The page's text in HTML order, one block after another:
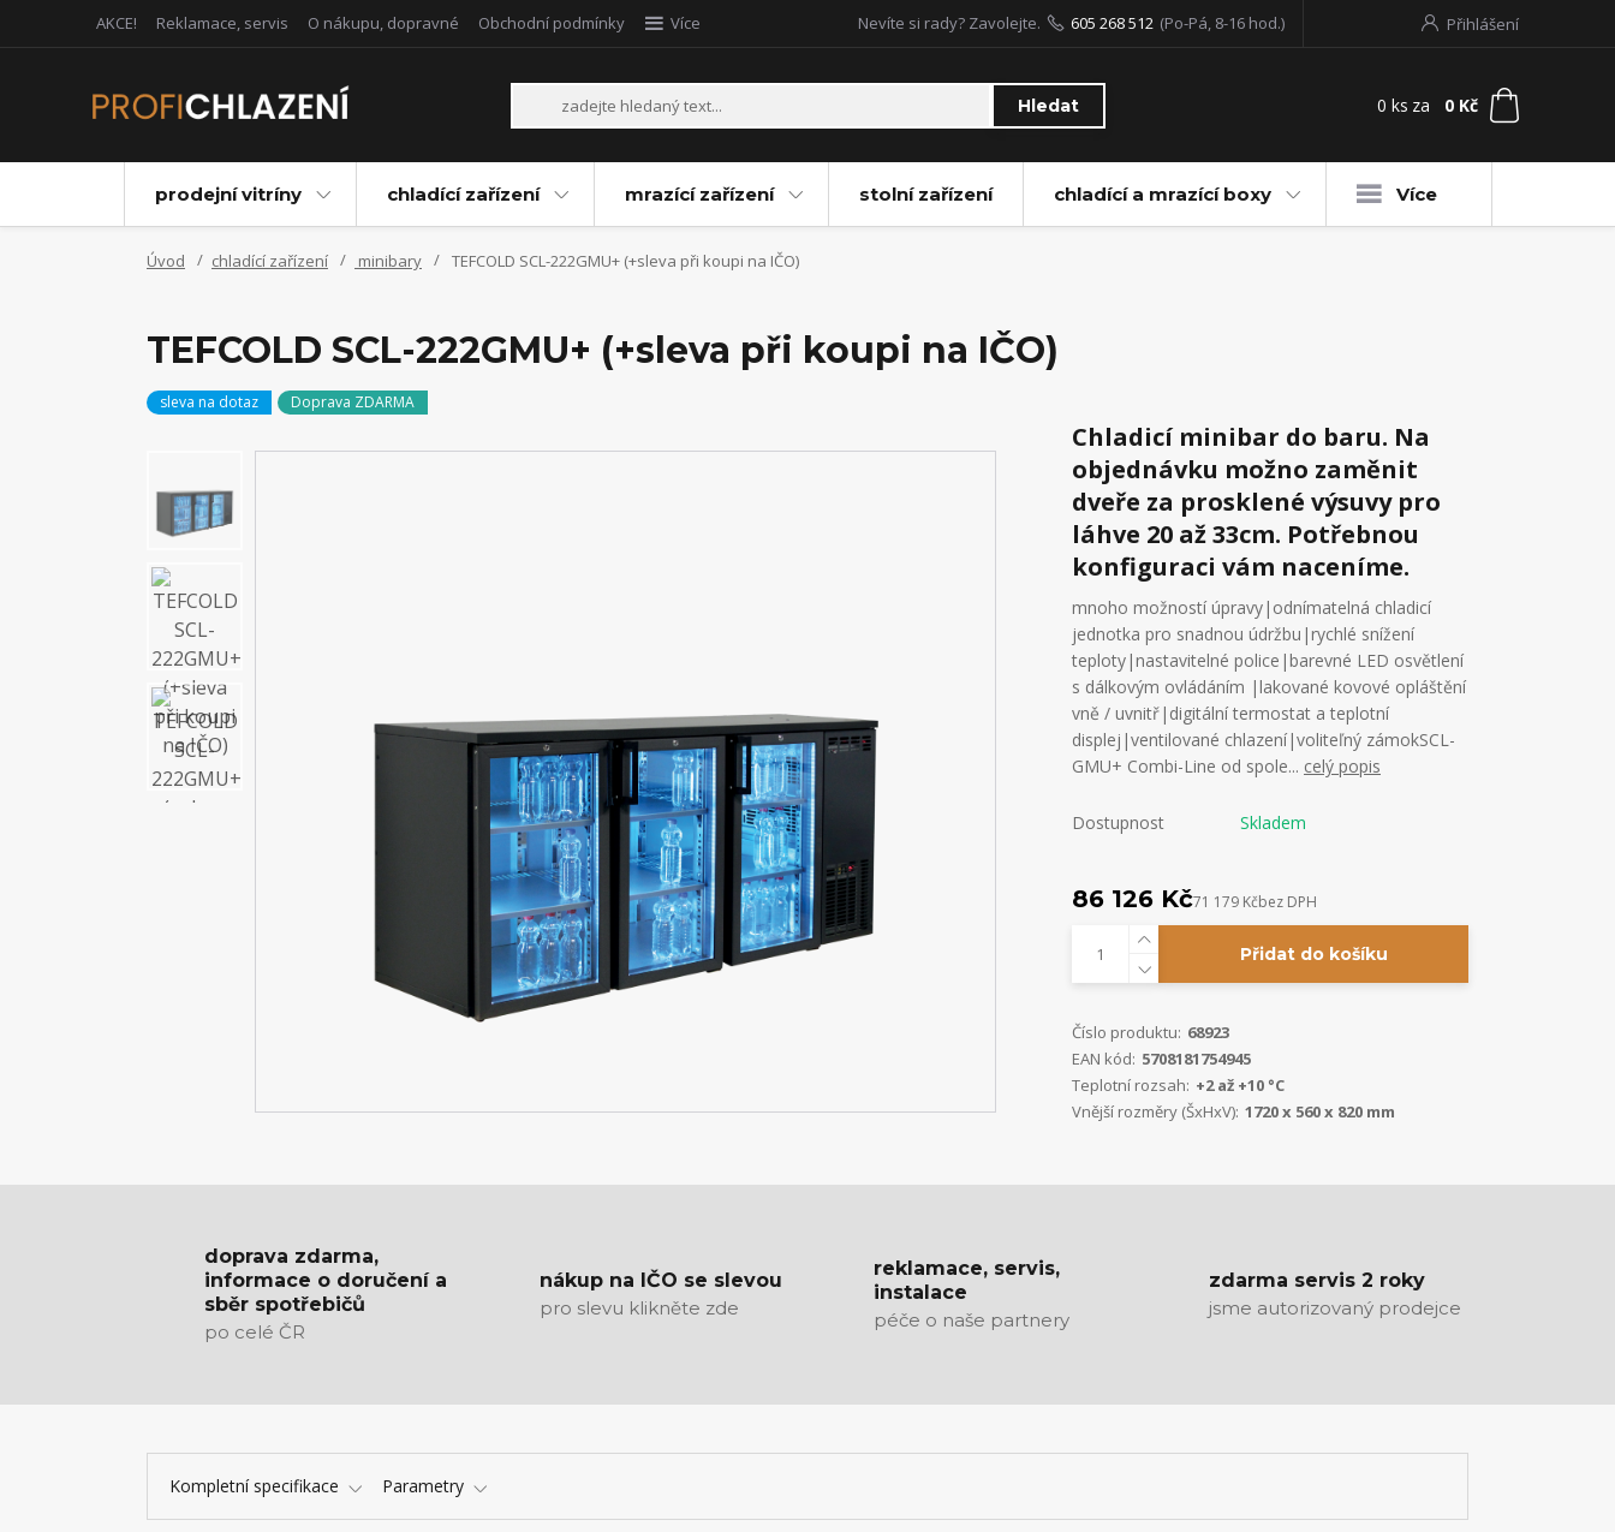
AKCE! Reklamace, servis O nákupu, dopravné Obchodní podmínky Více Přihlášení
Hledat
Nevíte si rady? Zavolejte. 605 268 512 (Po-Pá, 8-16 hod.)
0 ks za 0 Kč
prodejní vitríny chladící zařízení mrazící zařízení stolní zařízení chladící a mrazící boxy Více
Úvod chladící zařízení minibary TEFCOLD SCL-222GMU+ (+sleva při koupi na IČO)
TEFCOLD SCL-222GMU+ (+sleva při koupi na IČO)
sleva na dotaz Doprava ZDARMA
Chladicí minibar do baru. Na
objednávku možno zaměnit
dveře za prosklené výsuvy pro
láhve 20 až 33cm. Potřebnou
konfiguraci vám naceníme.
mnoho možností úpravy|odnímatelná chladicí
jednotka pro snadnou údržbu|rychlé snížení
teploty|nastavitelné police|barevné LED osvětlení
s dálkovým ovládáním |lakované kovové opláštění
vně / uvnitř|digitální termostat a teplotní
displej|ventilované chlazení|voliteľný zámokSCL-
GMU+ Combi-Line od spole... celý popis
Dostupnost Skladem
86 126 Kč71 179 Kčbez DPH
Přidat do košíku
Číslo produktu: 68923
EAN kód: 5708181754945
Teplotní rozsah: +2 až +10 °C
Vnější rozměry (ŠxHxV): 1720 x 560 x 820 mm
doprava zdarma,
informace o doručení a
sběr spotřebičů
po celé ČR
nákup na IČO se slevou
pro slevu klikněte zde
reklamace, servis,
instalace
péče o naše partnery
zdarma servis 2 roky
jsme autorizovaný prodejce
Kompletní specifikace Parametry